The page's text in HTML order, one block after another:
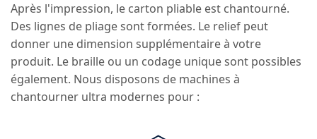
Après l'impression, le carton pliable est chantourné.
Des lignes de pliage sont formées. Le relief peut
donner une dimension supplémentaire à votre
produit. Le braille ou un codage unique sont possibles
également. Nous disposons de machines à
chantourner ultra modernes pour :